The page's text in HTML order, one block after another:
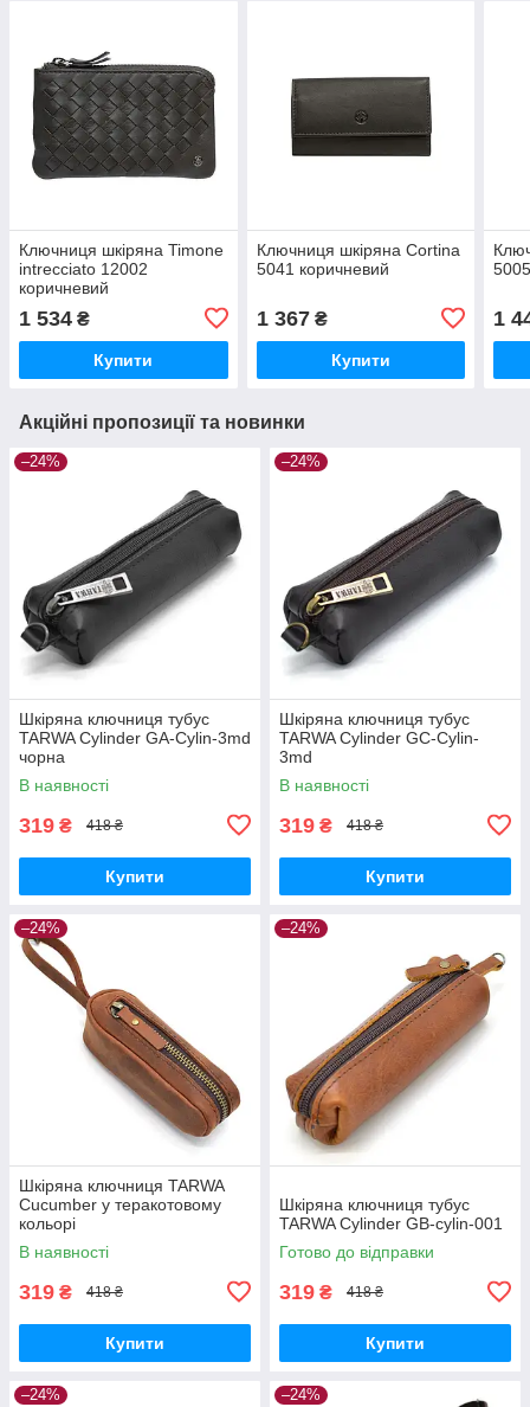
Ключниця шкіряна Timone
intrecciato 12002
коричневий
1 534 ₴
Купити
Ключниця шкіряна Cortina
5041 коричневий
1 367₴
Купити
1
Акційні пропозиції та новинки
–24%
Шкіряна ключниця тубус
TARWA Cylinder GA-Cylin-3md
чорна
В наявності
319 ₴ 418 ₴
Купити
–24%
Шкіряна ключниця тубус
TARWA Cylinder GC-Cylin-
3md
В наявності
319 ₴ 418 ₴
Купити
–24%
Шкіряна ключниця TARWA
Cucumber у теракотовому
кольорі
В наявності
319 ₴ 418 ₴
Купити
–24%
Шкіряна ключниця тубус
TARWA Cylinder GB-cylin-001
Готово до відправки
319 ₴ 418 ₴
Купити
–24% –24%